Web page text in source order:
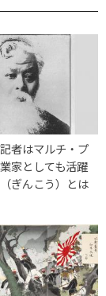
者はマルチ・プ
家としても活躍
ぎんこう）とは